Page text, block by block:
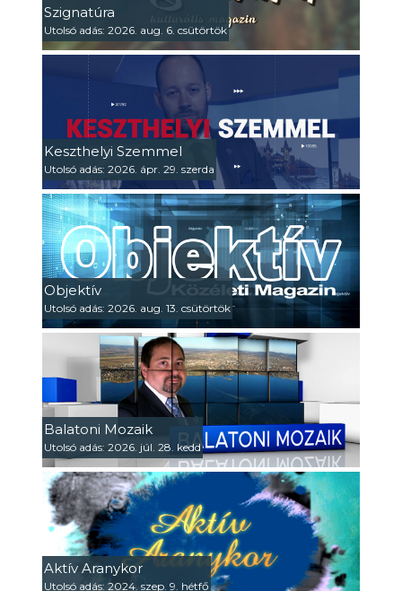
Szignatúra
Utolsó adás: 2026. aug. 6. csütörtök
Keszthelyi Szemmel
Utolsó adás: 2026. ápr. 29. szerda
Objektív
Utolsó adás: 2026. aug. 13. csütörtök
Balatoni Mozaik
Utolsó adás: 2026. júl. 28. kedd
Aktív Aranykor
Utolsó adás: 2024. szep. 9. hétfő